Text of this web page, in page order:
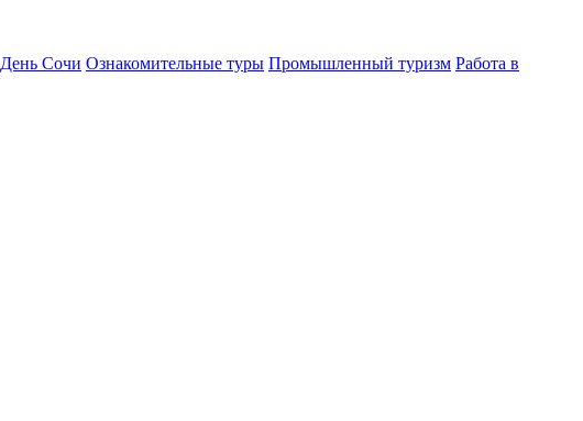
День Сочи Ознакомительные туры Промышленный туризм Работа в